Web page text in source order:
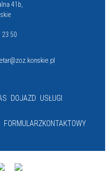
41b,
23 50
DOJAZD USŁUGI
FORMULARZKONTAKTOWY